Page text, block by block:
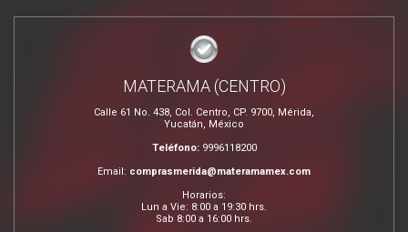
MATERAMA (CENTRO)
Calle 61 No. 438, Col. Centro, CP. 9700, Mérida,
Yucatán, México
Teléfono: 9996118200
Email: comprasmerida@materamamex.com
Horarios:
Lun a Vie: 8:00 a 19:30 hrs.
Sab 8:00 a 16:00 hrs.